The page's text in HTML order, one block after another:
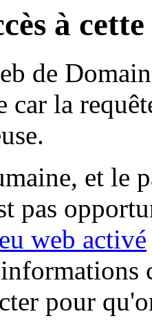
à
de
car la
et le
pas
web activé
pour